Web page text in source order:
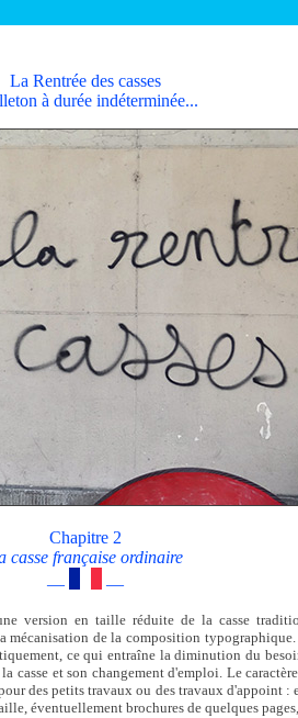
La Rentrée des casses
à durée indéterminée...
Chapitre 2
casse française ordinaire
—
—
version en taille réduite de la casse
mécanisation de la composition
ce qui entraîne la diminution du
et son changement d'emploi. Le
des petits travaux ou des travaux d'appoint :
éventuellement brochures de quelques pages,